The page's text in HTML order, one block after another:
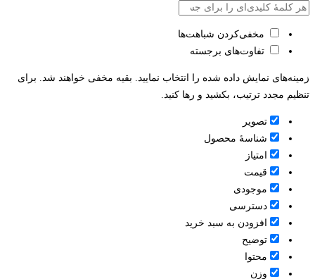
مخفی‌کردن شباهت‌ها
تفاوت‌های برجسته
زمینه‌های نمایش داده شده را انتخاب نمایید. بقیه مخفی خواهند شد. برای
تنظیم مجدد ترتیب، بکشید و رها کنید.
تصویر
شناسۀ محصول
امتیاز
قيمت
موجودی
دسترسی
افزودن به سبد خرید
توضیح
محتوا
وزن